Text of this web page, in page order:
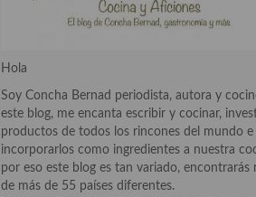
Hola
Soy Concha Bernad periodista, autora y
este blog, me encanta escribir y cocinar,
productos de todos los rincones del mundo e
incorporarlos como ingredientes a nuestra
por eso este blog es tan variado, encontrarás
de más de 55 países diferentes.